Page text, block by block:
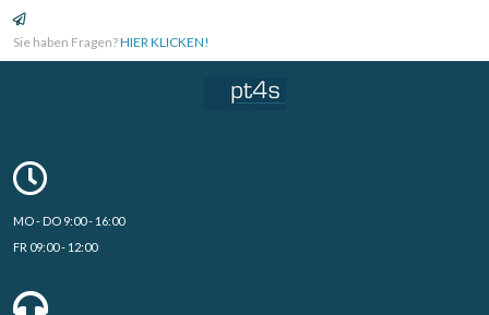
Sie haben Fragen?HIER KLICKEN!
MO - DO 9:00 - 16:00
FR 09:00 - 12:00